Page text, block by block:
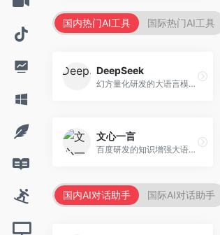
国内热门AI工具 国际热门AI工具
DeepSeek
幻方量化研发的大语言模型平台，专注于深度推理和代码生成能力。面向开发者、研究人员和技术爱好者，提供强大的逻辑推理和数学计算功能，开源生态完善，API接口友好。
文心一言
百度研发的知识增强大语言模型，深度融合百度知识图谱和搜索能力。面向中文用户，提供知识问答、文本创作、逻辑推理等服务，中文语境理解准确，知识覆盖面广。
国内AI对话助手 国际AI对话助手